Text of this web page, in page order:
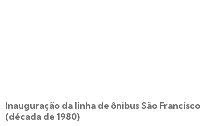
Inauguração da linha de ônibus São Francisco
(década de 1980)